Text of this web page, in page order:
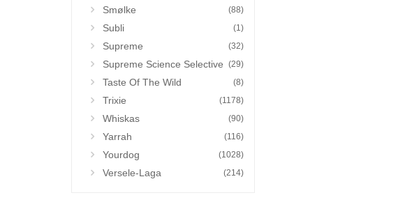
Smølke (88)
Subli (1)
Supreme (32)
Supreme Science Selective (29)
Taste Of The Wild (8)
Trixie (1178)
Whiskas (90)
Yarrah (116)
Yourdog (1028)
Versele-Laga (214)